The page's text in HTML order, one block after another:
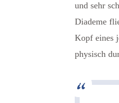
und sehr
Diademe
Kopf eines
physisch